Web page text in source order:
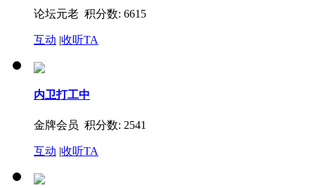
论坛元老 积分数: 6615
互动 |收听TA
内卫打工中
金牌会员 积分数: 2541
互动 |收听TA